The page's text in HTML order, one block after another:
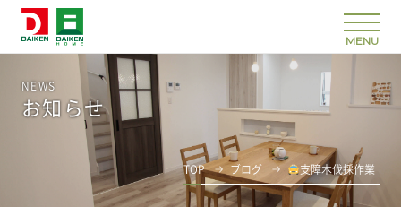
NEWS
お知らせ
TOP ブログ 支障木伐採作業